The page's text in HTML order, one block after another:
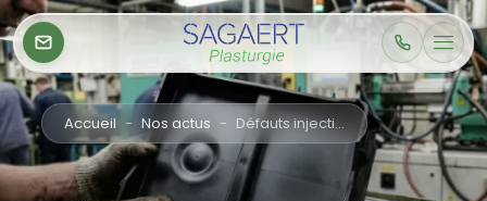
Accueil - Nos actus - Défauts injection plastique : causes et solutions pour chaque défaut